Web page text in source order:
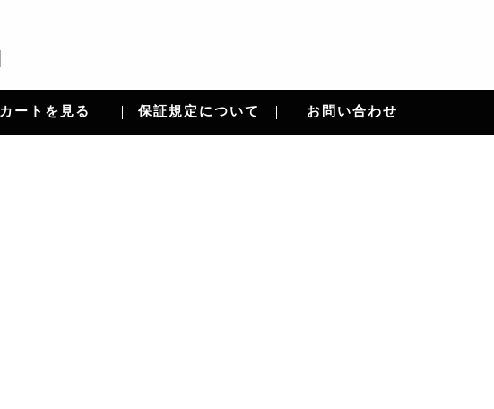
カートを見る 保証規定について お問い合わせ